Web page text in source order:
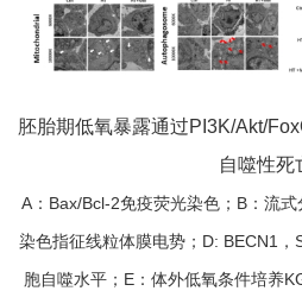
胚胎期低氧暴露通过PI3K/Akt/
自噬性死
A：Bax/Bcl-2免疫荧光染色；B：流
染色指征线粒体膜电势；D: BECN1
胞自噬水平；E：体外低氧条件培养